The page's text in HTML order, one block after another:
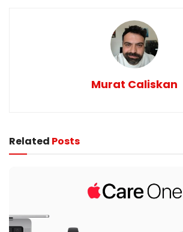
Murat Caliskan
Related Posts